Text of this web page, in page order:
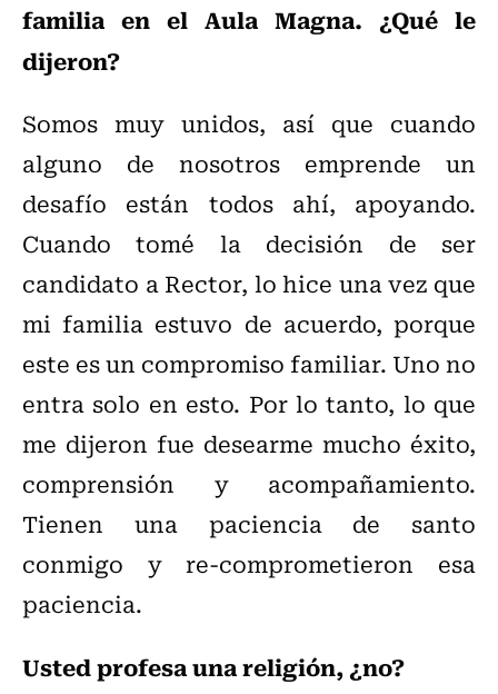
familia en el Aula Magna. ¿Qué le
dijeron?
Somos muy unidos, así que cuando
alguno de nosotros emprende un
desafío están todos ahí, apoyando.
Cuando tomé la decisión de ser
candidato a Rector, lo hice una vez que
mi familia estuvo de acuerdo, porque
este es un compromiso familiar. Uno no
entra solo en esto. Por lo tanto, lo que
me dijeron fue desearme mucho éxito,
comprensión y acompañamiento.
Tienen una paciencia de santo
conmigo y re-comprometieron esa
paciencia.
Usted profesa una religión, ¿no?